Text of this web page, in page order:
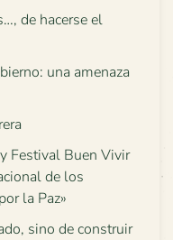
de hacerse el
una amenaza
Festival Buen Vivir
de los
la Paz»
sino de construir